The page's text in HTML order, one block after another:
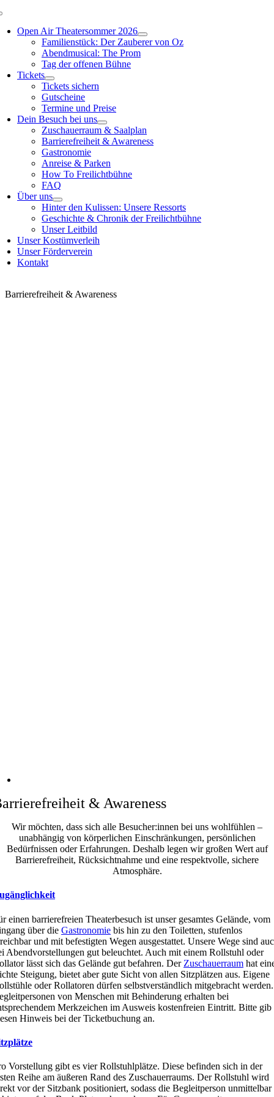
springen
Open Air Theatersommer 2026
Familienstück: Der Zauberer von Oz
Abendmusical: The Prom
Tag der offenen Bühne
Tickets
Tickets sichern
Gutscheine
Termine und Preise
Dein Besuch bei uns
Zuschauerraum & Saalplan
Barrierefreiheit & Awareness
Gastronomie
Anreise & Parken
How To Freilichtbühne
FAQ
Über uns
Hinter den Kulissen: Unsere Ressorts
Geschichte & Chronik der Freilichtbühne
Unser Leitbild
Unser Kostümverleih
Unser Förderverein
Kontakt
Barrierefreiheit & Awareness
& Awareness
Wir möchten, dass sich alle Besucher:innen bei uns wohlfühlen –
unabhängig von körperlichen Einschränkungen, persönlichen
Bedürfnissen oder Erfahrungen. Deshalb legen wir großen Wert auf
Barrierefreiheit, Rücksichtnahme und eine respektvolle, sichere
Atmosphäre.
einen barrierefreien Theaterbesuch ist unser gesamtes Gelände, vom
über die Gastronomie bis hin zu den Toiletten, stufenlos
und mit befestigten Wegen ausgestattet. Unsere Wege sind
Abendvorstellungen gut beleuchtet. Auch mit einem Rollstuhl oder
lässt sich das Gelände gut befahren. Der Zuschauerraum hat
Steigung, bietet aber gute Sicht von allen Sitzplätzen aus. Eigene
oder Rollatoren dürfen selbstverständlich mitgebracht werden.
von Menschen mit Behinderung erhalten bei
Merkzeichen im Ausweis kostenfreien Eintritt. Bitte gib
Hinweis bei der Ticketbuchung an.
Vorstellung gibt es vier Rollstuhlplätze. Diese befinden sich in der
Reihe am äußeren Rand des Zuschauerraums. Der Rollstuhl wird
vor der Sitzbank positioniert, sodass die Begleitperson unmittelbar